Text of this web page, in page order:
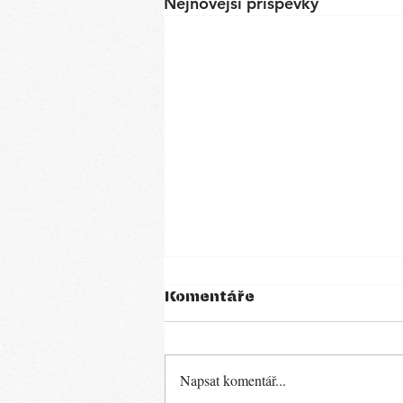
Komentáře
Napsat komentář...